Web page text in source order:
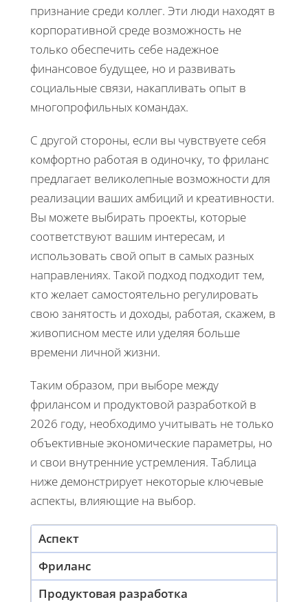
признание среди коллег. Эти люди находят в
корпоративной среде возможность не
только обеспечить себе надежное
финансовое будущее, но и развивать
социальные связи, накапливать опыт в
многопрофильных командах.
С другой стороны, если вы чувствуете себя
комфортно работая в одиночку, то фриланс
предлагает великолепные возможности для
реализации ваших амбиций и креативности.
Вы можете выбирать проекты, которые
соответствуют вашим интересам, и
использовать свой опыт в самых разных
направлениях. Такой подход подходит тем,
кто желает самостоятельно регулировать
свою занятость и доходы, работая, скажем, в
живописном месте или уделяя больше
времени личной жизни.
Таким образом, при выборе между
фрилансом и продуктовой разработкой в
2026 году, необходимо учитывать не только
объективные экономические параметры, но
и свои внутренние устремления. Таблица
ниже демонстрирует некоторые ключевые
аспекты, влияющие на выбор.
Аспект
Фриланс
Продуктовая разработка